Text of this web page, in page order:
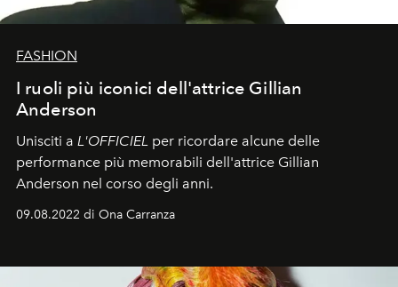
FASHION
I ruoli più iconici dell'attrice Gillian
Anderson
Unisciti a L'OFFICIEL per ricordare alcune delle
performance più memorabili dell'attrice Gillian
Anderson nel corso degli anni.
09.08.2022 di Ona Carranza